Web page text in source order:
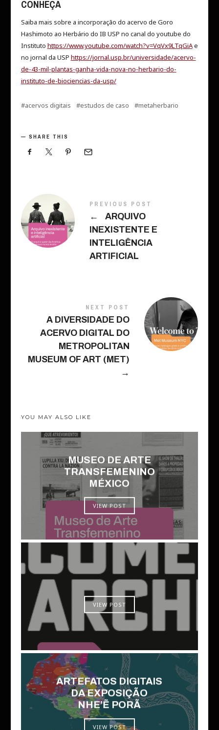
CONHEÇA
Saiba mais sobre a incorporação do acervo de Goro
Hashimoto ao Herbário do IB USP no canal do youtube do
Instituto https://www.youtube.com/watch?v=VqVx9LTqGiAe
no jornal da USP https://jornal.usp.br/universidade/acervo-
de-43-mil-plantas-ganha-vida-nova-no-herbario-do-
instituto-de-biociencias-da-usp/
acervos digitais estudos de caso metaherbario
SHARE THIS
PREVIOUS POST
←
ARQUIVO
INEXISTENTE E
INTELIGÊNCIA
ARTIFICIAL
NEXT POST
A DIVERSIDADE DO
ACERVO DIGITAL DO
METROPOLITAN
MUSEUM OF ART (MET)
→
YOU MAY ALSO LIKE
MUSEO DE ARTE
TRANSFEMENINO
MÉXICO
VIEW POST
VIEW POST
ARTEFATOS DIGITAIS
DA EXPOSIÇÃO
NHE’Ẽ PORÃ
VIEW POST